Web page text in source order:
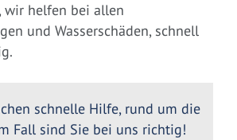
wir helfen bei allen
und Wasserschäden, schnell
schnelle Hilfe, rund um die
Fall sind Sie bei uns richtig!